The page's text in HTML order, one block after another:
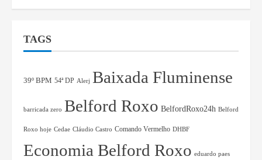
TAGS
39º BPM 54ª DP Alerj Baixada Fluminense
barricada zero Belford Roxo BelfordRoxo24h Belford
Roxo hoje Cedae Cláudio Castro Comando Vermelho DHBF
Economia Belford Roxo eduardo paes